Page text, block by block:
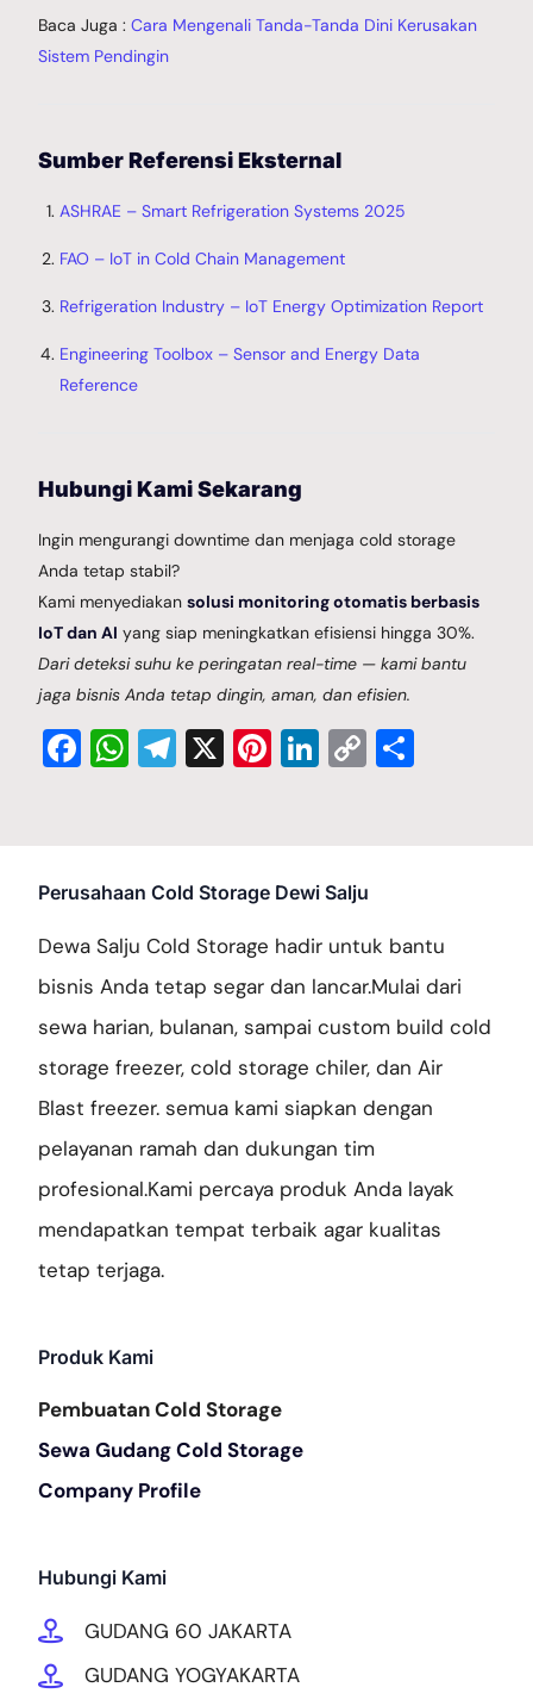
Baca Juga : Cara Mengenali Tanda-Tanda Dini Kerusakan
Sistem Pendingin
Sumber Referensi Eksternal
ASHRAE – Smart Refrigeration Systems 2025
FAO – IoT in Cold Chain Management
Refrigeration Industry – IoT Energy Optimization Report
Engineering Toolbox – Sensor and Energy Data
Reference
Hubungi Kami Sekarang
Ingin mengurangi downtime dan menjaga cold storage
Anda tetap stabil?
Kami menyediakansolusi monitoring otomatis berbasis
IoT dan AI yang siap meningkatkan efisiensi hingga 30%.
Dari deteksi suhu ke peringatan real-time — kami bantu
jaga bisnis Anda tetap dingin, aman, dan efisien.
Facebook
WhatsApp
Telegram
X Pinterest
LinkedIn
Copy
Perusahaan Cold Storage Dewi Salju
Dewa Salju Cold Storage hadir untuk bantu
bisnis Anda tetap segar dan lancar.Mulai dari
sewa harian, bulanan, sampai custom build cold
storage freezer, cold storage chiler, dan Air
Blast freezer. semua kami siapkan dengan
pelayanan ramah dan dukungan tim
profesional.Kami percaya produk Anda layak
mendapatkan tempat terbaik agar kualitas
tetap terjaga.
Produk Kami
Pembuatan Cold Storage
Sewa Gudang Cold Storage
Company Profile
Hubungi Kami
GUDANG 60 JAKARTA
GUDANG YOGYAKARTA